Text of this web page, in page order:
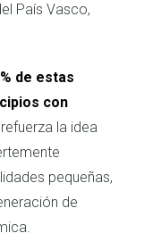
País Vasco,
de estas
con
la idea
pequeñas,
de